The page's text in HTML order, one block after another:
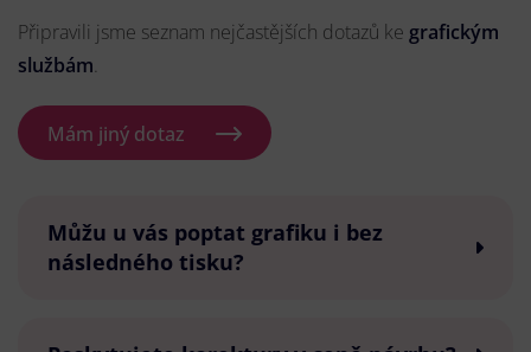
Připravili jsme seznam nejčastějších dotazů ke grafickým
službám.
Mám jiný dotaz
Můžu u vás poptat grafiku i bez
následného tisku?